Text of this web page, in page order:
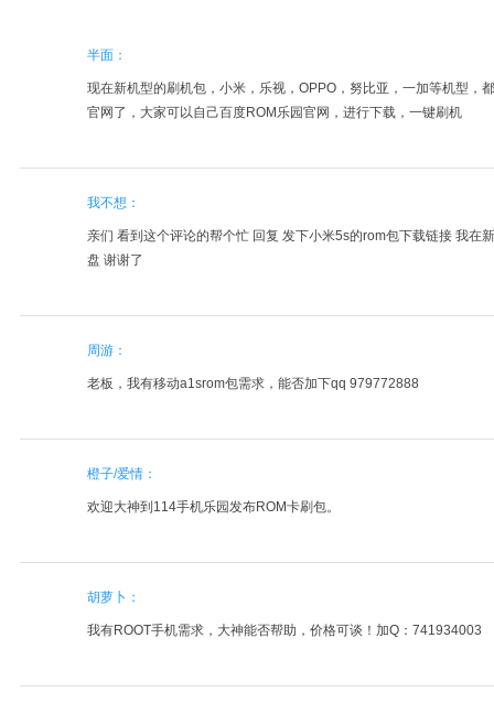
半面：
现在新机型的刷机包，小米，乐视，OPPO，努比亚，一加等机型，
官网了，大家可以自己百度ROM乐园官网，进行下载，一键刷机
我不想：
亲们 看到这个评论的帮个忙 回复 发下小米5s的rom包下载链接 我在
盘 谢谢了
周游：
老板，我有移动a1srom包需求，能否加下qq 979772888
橙子/爱情：
欢迎大神到114手机乐园发布ROM卡刷包。
胡萝卜：
我有ROOT手机需求，大神能否帮助，价格可谈！加Q：741934003